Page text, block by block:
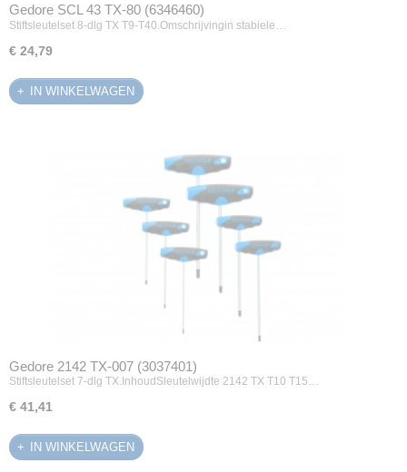
Gedore SCL 43 TX-80 (6346460)
Stiftsleutelset 8-dlg TX T9-T40.Omschrijvingin stabiele…
€ 24,79
IN WINKELWAGEN
Gedore 2142 TX-007 (3037401)
Stiftsleutelset 7-dlg TX.InhoudSleutelwijdte 2142 TX T10 T15…
€ 41,41
IN WINKELWAGEN